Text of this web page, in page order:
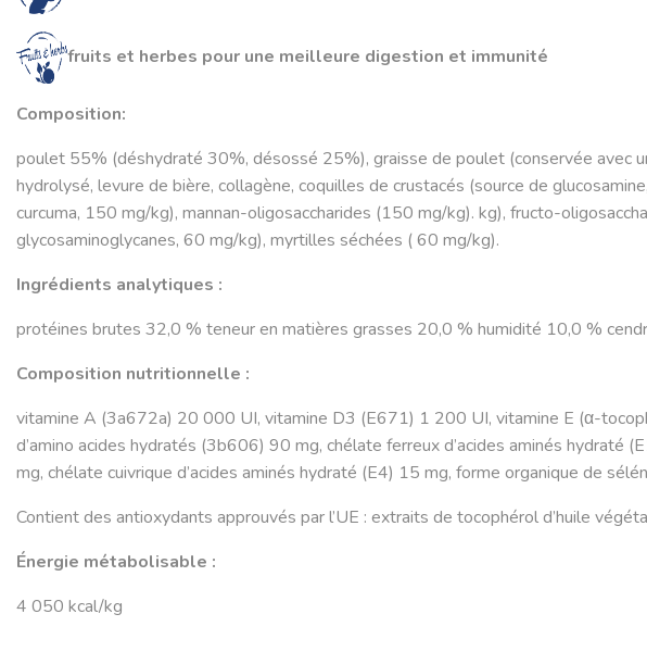
fruits et herbes pour une meilleure digestion et immunité
Composition:
poulet 55% (déshydraté 30%, désossé 25%), graisse de poulet (conservée avec
hydrolysé, levure de bière, collagène, coquilles de crustacés (source de
curcuma, 150 mg/kg), mannan-oligosaccharides (150 mg/kg). kg), fructo-
glycosaminoglycanes, 60 mg/kg), myrtilles séchées ( 60 mg/kg).
Ingrédients analytiques :
protéines brutes 32,0 % teneur en matières grasses 20,0 % humidité 10,0 %
Composition nutritionnelle :
vitamine A (3a672a) 20 000 UI, vitamine D3 (E671) 1 200 UI, vitamine E (α-
d’amino acides hydratés (3b606) 90 mg, chélate ferreux d’acides aminés
mg, chélate cuivrique d’acides aminés hydraté (E4) 15 mg, forme organique de
Contient des antioxydants approuvés par l’UE : extraits de tocophérol d’huile
Énergie métabolisable :
4 050 kcal/kg